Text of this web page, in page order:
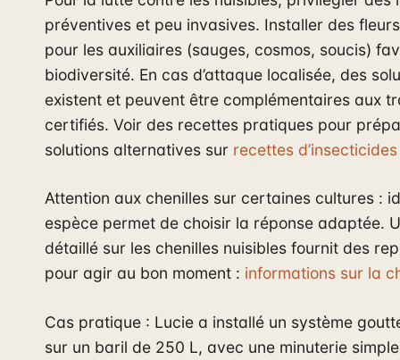
préventives et peu invasives. Installer des
pour les auxiliaires (sauges, cosmos, soucis)
biodiversité. En cas d’attaque localisée, des
existent et peuvent être complémentaires aux
certifiés. Voir des recettes pratiques pour
solutions alternatives sur recettes
Attention aux chenilles sur certaines cultures :
espèce permet de choisir la réponse adaptée.
détaillé sur les chenilles nuisibles fournit des
pour agir au bon moment : informations sur la
Cas pratique : Lucie a installé un système
sur un baril de 250 L, avec une minuterie